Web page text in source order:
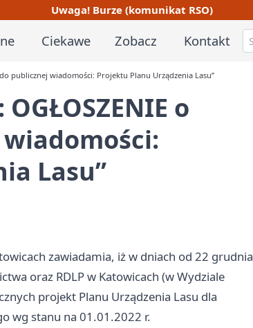
Uwaga! Burze (komunikat RSO)
Ciekawe Zobacz Kontakt
publicznej wiadomości: Projektu Planu Urządzenia Lasu”
o
Lasu”
zawiadamia, iż w dniach od 22 grudnia
oraz RDLP w Katowicach (w Wydziale
projekt Planu Urządzenia Lasu dla
wg stanu na 01.01.2022 r.